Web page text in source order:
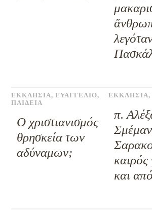
ΕΚΚΛΗΣΙΑ,ΕΥΑΓΓΕΛΙΟ,
ΠΑΙΔΕΙΑ
Ο χριστιανισμός
θρησκεία των
αδύναμων;
ΕΚΚΛΗΣΙΑ,
π.
καιρός
και